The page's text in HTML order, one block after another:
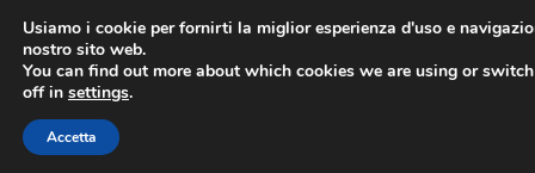
contenuto
Usiamo i cookie per fornirti la miglior esperienza d'uso e
nostro sito web.
You can find out more about which cookies we are using or
off in settings.
Accetta